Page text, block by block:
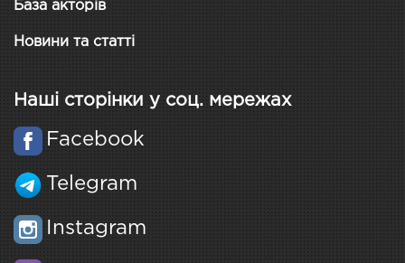
База акторів
Новини та статті
Наші сторінки у соц. мережах
Facebook
Telegram
Instagram